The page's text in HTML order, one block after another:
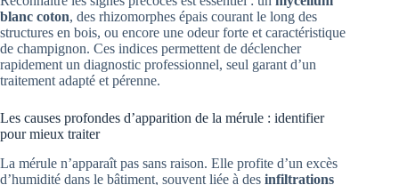
blanc coton, des rhizomorphes épais courant le long des
structures en bois, ou encore une odeur forte et caractéristique
de champignon. Ces indices permettent de déclencher
rapidement un diagnostic professionnel, seul garant d’un
traitement adapté et pérenne.
Les causes profondes d’apparition de la mérule : identifier
pour mieux traiter
La mérule n’apparaît pas sans raison. Elle profite d’un excès
d’humidité dans le bâtiment, souvent liée à des infiltrations